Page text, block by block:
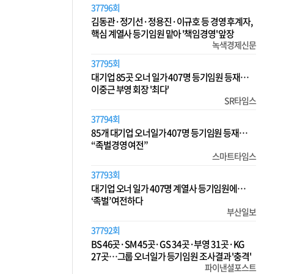
37796회
김동관·정기선·정용진·이규호 등 경영 후계자,
핵심 계열사 등기임원 맡아 '책임경영' 앞장
녹색경제신문
37795회
대기업 85곳 오너 일가 407명 등기임원 등재…
이중근 부영 회장 '최다'
SR타임스
37794회
85개 대기업 오너일가 407명 등기임원 등재…
“족벌경영 여전”
스마트타임스
37793회
대기업 오너 일가 407명 계열사 등기임원에…
‘족벌’ 여전하다
부산일보
37792회
BS 46곳·SM 45곳·GS 34곳·부영 31곳·KG
27곳…그룹 오너일가 등기임원 조사결과 '충격'
파이낸셜포스트